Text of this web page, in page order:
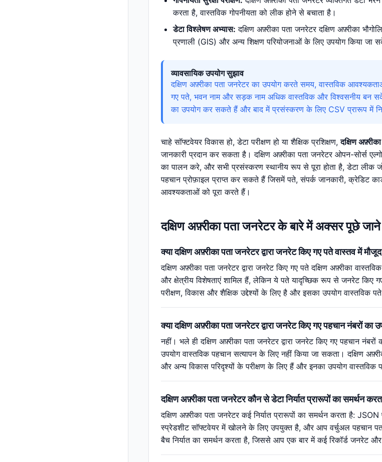
करता है, वास्तविक गोपनीयता को लीक होने से बचाता है।
डेटा विश्लेषण अभ्यास: दक्षिण अफ़्रीका पता जनरेटर दक्षिण अफ़्रीका
प्रणाली (GIS) और अन्य शिक्षण परियोजनाओं के लिए उपयोग किया जा
व्यावसायिक उपयोग सुझाव
दक्षिण अफ़्रीका पता जनरेटर का उपयोग करते समय, वास्तविक
गए पते, भवन नाम और सड़क नाम अधिक वास्तविक और विश्वसनीय बन
का उपयोग कर सकते हैं और बाद में प्रसंस्करण के लिए CSV प्रारूप में
चाहे सॉफ्टवेयर विकास हो, डेटा परीक्षण हो या शैक्षिक प्रशिक्षण,दक्षिण
जानकारी प्रदान कर सकता है। दक्षिण अफ़्रीका पता जनरेटर ओपन-सोर्स
का पालन करे, और सभी प्रसंस्करण स्थानीय रूप से पूरा होता है, डेटा लीक
पहचान प्रोफ़ाइल प्राप्त कर सकते हैं जिसमें पते, संपर्क जानकारी, क्रेडिट
आवश्यकताओं को पूरा करते हैं।
दक्षिण अफ़्रीका पता जनरेटर के बारे में अक्सर पूछे
क्या दक्षिण अफ़्रीका पता जनरेटर द्वारा जनरेट किए गए पते वास्तव में
दक्षिण अफ़्रीका पता जनरेटर द्वारा जनरेट किए गए पते दक्षिण अफ़्रीका
और क्षेत्रीय विशेषताएं शामिल हैं, लेकिन ये पते यादृच्छिक रूप से जनरेट किए
परीक्षण, विकास और शैक्षिक उद्देश्यों के लिए है और इसका उपयोग वास्तविक
क्या दक्षिण अफ़्रीका पता जनरेटर द्वारा जनरेट किए गए पहचान नंबरों का
नहीं। भले ही दक्षिण अफ़्रीका पता जनरेटर द्वारा जनरेट किए गए पहचान
उपयोग वास्तविक पहचान सत्यापन के लिए नहीं किया जा सकता। दक्षिण
और अन्य विकास परिदृश्यों के परीक्षण के लिए हैं और इनका उपयोग वास्तविक
दक्षिण अफ़्रीका पता जनरेटर कौन से डेटा निर्यात प्रारूपों का समर्थन
दक्षिण अफ़्रीका पता जनरेटर कई निर्यात प्रारूपों का समर्थन करता है:
स्प्रेडशीट सॉफ्टवेयर में खोलने के लिए उपयुक्त है, और आप वर्चुअल पहचान
बैच निर्यात का समर्थन करता है, जिससे आप एक बार में कई रिकॉर्ड जनरेट